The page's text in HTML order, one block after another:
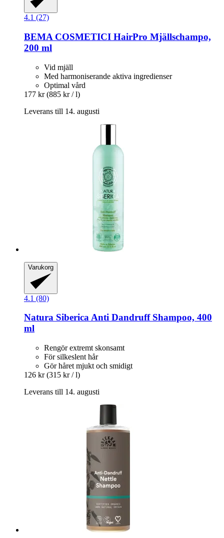
4.1 (27)
BEMA COSMETICI HairPro Mjällschampo,
200 ml
Vid mjäll
Med harmoniserande aktiva ingredienser
Optimal vård
177 kr (885 kr / l)
Leverans till 14. augusti
Varukorg
4.1 (80)
Natura SibericaAnti Dandruff Shampoo, 400
ml
Rengör extremt skonsamt
För silkeslent hår
Gör håret mjukt och smidigt
126 kr (315 kr / l)
Leverans till 14. augusti